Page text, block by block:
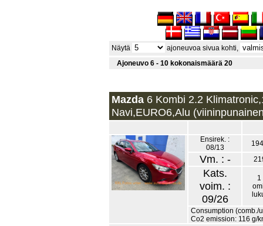
Näytä
ajoneuvoa sivua kohti,
Ajoneuvo 6 - 10 kokonaismäärä 20
Mazda 6 Kombi 2.2
Navi,EURO6,Alu
Ensirek. :
08/13
Vm. : -
Kats.
voim. :
09/26
1
Consumption (comb./
Co2 emission: 116 g/